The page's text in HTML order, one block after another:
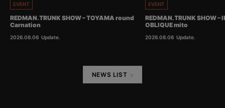
EVENT
REDMAN.TRUNK SHOW – TOYAMA round
Carnation
2026.08.06 Update.
EVENT
REDMAN.TRUNK SHOW
OBLIQUE mito
2026.08.06 Update.
NEWS LIST